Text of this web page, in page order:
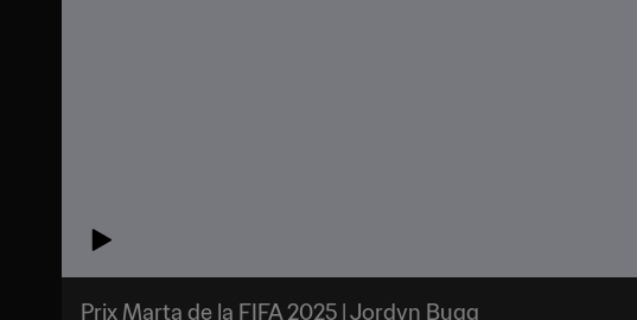
Prix Marta de la FIFA 2025 | Jordyn Bugg